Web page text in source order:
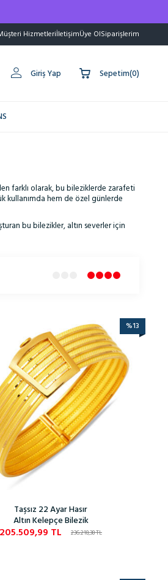
HizmetleriİletişimÜye OlSiparişlerim
Giriş Yap Sepetim(0)
farklı olarak, bu bileziklerde zarafeti
kullanımda hem de özel günlerde
bu bilezikler, altın severler için
%13
Taşsız 22 Ayar Hasır
Altın Kelepçe Bilezik
236.218,38TL
205.509,99 TL